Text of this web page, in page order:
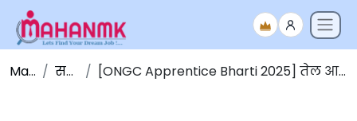
Maha NMK सर्व जाहिराती [ONGC Apprentice Bharti 2025] तेल आणि नैसर्गिक वायू महामंडळात 2623 जागांसाठी भरती 2025 [मुदतवाढ]